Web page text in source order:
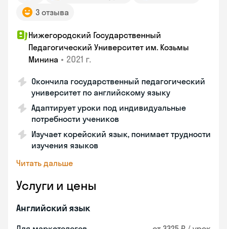
3 отзыва
Нижегородский Государственный
Педагогический Университет им. Козьмы
Минина • 2021 г.
Окончила государственный педагогический
университет по английскому языку
Адаптирует уроки под индивидуальные
потребности учеников
Изучает корейский язык, понимает трудности
изучения языков
Читать дальше
Услуги и цены
Английский язык